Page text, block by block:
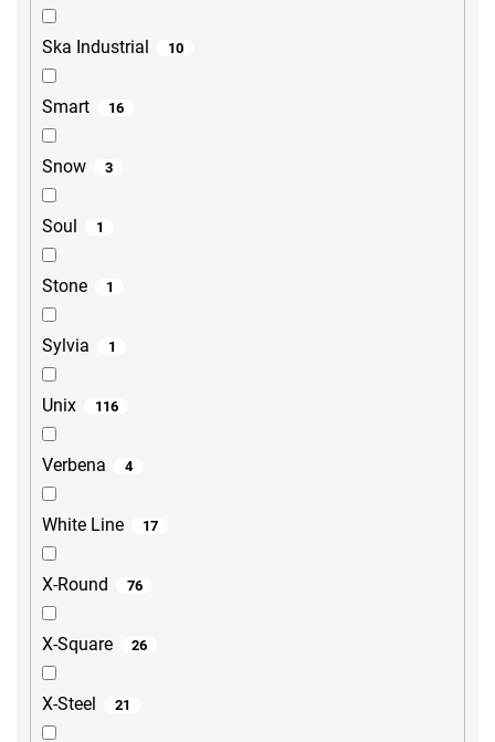
Ska Industrial 10
Smart 16
Snow 3
Soul 1
Stone 1
Sylvia 1
Unix 116
Verbena 4
White Line 17
X-Round 76
X-Square 26
X-Steel 21